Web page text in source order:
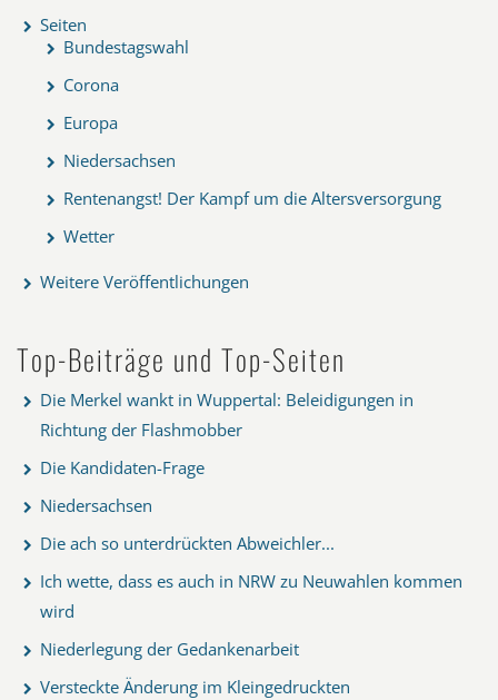
Seiten
Bundestagswahl
Corona
Europa
Niedersachsen
Rentenangst! Der Kampf um die Altersversorgung
Wetter
Weitere Veröffentlichungen
Top-Beiträge und Top-Seiten
Die Merkel wankt in Wuppertal: Beleidigungen in
Richtung der Flashmobber
Die Kandidaten-Frage
Niedersachsen
Die ach so unterdrückten Abweichler...
Ich wette, dass es auch in NRW zu Neuwahlen kommen
wird
Niederlegung der Gedankenarbeit
Versteckte Änderung im Kleingedruckten